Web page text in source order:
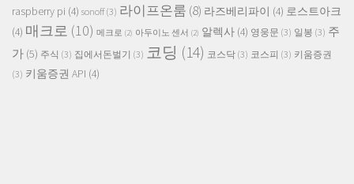
raspberry pi (4) sonoff(3) 라이프온룸 (8) 라즈베리파이 (4) 로스트아크
(4) 매크로 (10) 메크로 (2) 아두이노 센서 (2) 알렉사 (4) 영웅문 (3) 일봉 (3) 주
가 (5) 주식 (3) 집에서돈벌기 (3) 코딩 (14) 코스닥 (3) 코스피 (3) 키움증권
(3) 키움증권 API (4)